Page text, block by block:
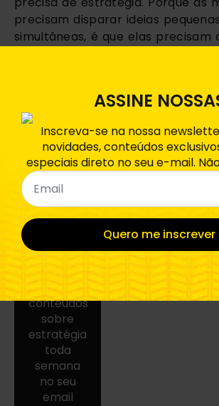
precisam disparar ideias
simultâneas, é que elas precisam
da mudança.
Inscreva-
nossas
Receba
conteúdos
sobre
estratégia
toda
semana
no seu
email
ASSINE
Inscreva-se na nossa
novidades, conteúdos
especiais direto no seu e-mail.
Email
Quero me inscrever